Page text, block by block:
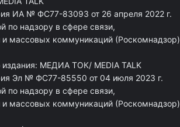
ИА № ФС77-83093 от 26 апреля 2022 г.
по надзору в сфере связи,
и массовых коммуникаций (Роскомнадзор)
МЕДИА ТОК/ MEDIA TALK
Эл № ФС77-85550 от 04 июля 2023 г.
по надзору в сфере связи,
и массовых коммуникаций (Роскомнадзор)